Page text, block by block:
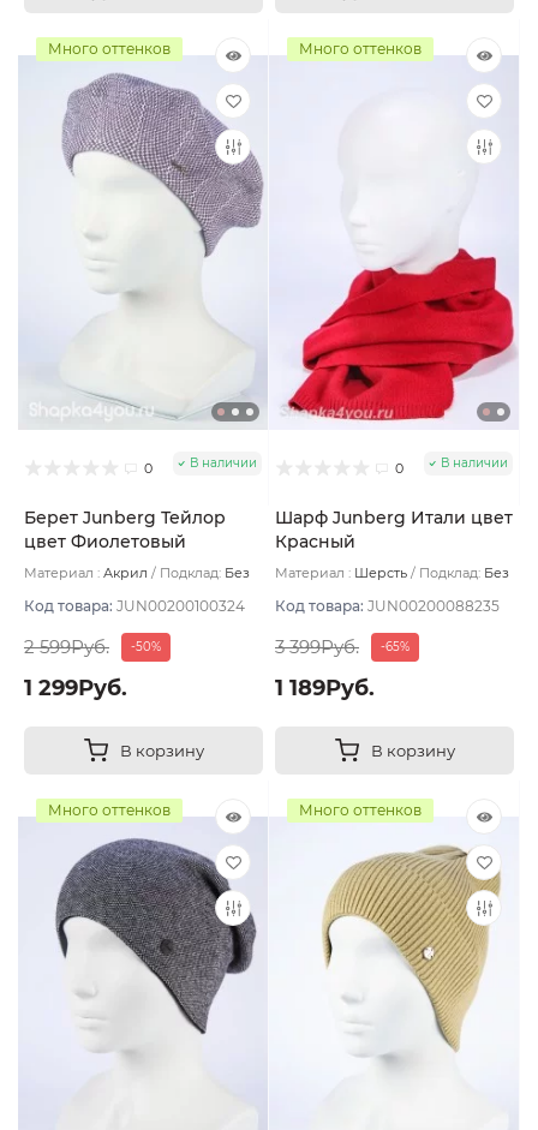
Много оттенков
0 В наличии
Берет Junberg Тейлор
цвет Фиолетовый
Материал : Акрил Подклад: Без
Код товара: JUN00200100324
2 599Руб. -50%
1 299Руб.
В корзину
Много оттенков
0 В наличии
Шарф Junberg Итали цвет
Красный
Материал : Шерсть Подклад: Без
Код товара: JUN00200088235
3 399Руб. -65%
1 189Руб.
В корзину
Много оттенков Много оттенков